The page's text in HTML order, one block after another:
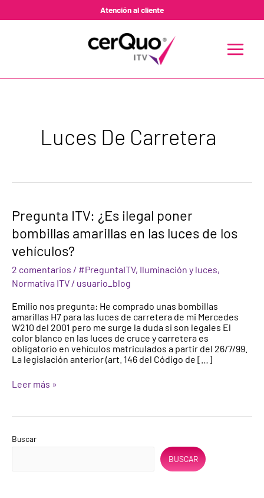
Atención al cliente
MENU
Luces De Carretera
Pregunta ITV: ¿Es ilegal poner
bombillas amarillas en las luces de los
vehículos?
2 comentarios / #PreguntaITV, Iluminación y luces,
Normativa ITV / usuario_blog
Emilio nos pregunta: He comprado unas bombillas
amarillas H7 para las luces de carretera de mi Mercedes
W210 del 2001 pero me surge la duda si son legales El
color blanco en las luces de cruce y carretera es
obligatorio en vehículos matriculados a partir del 26/7/99.
La legislación anterior (art. 146 del Código de […]
Pregunta
ITV:
¿Es
poner
bombillas
amarillas
en
luces
de
los
vehículos?
Leer más »
Buscar
BUSCAR